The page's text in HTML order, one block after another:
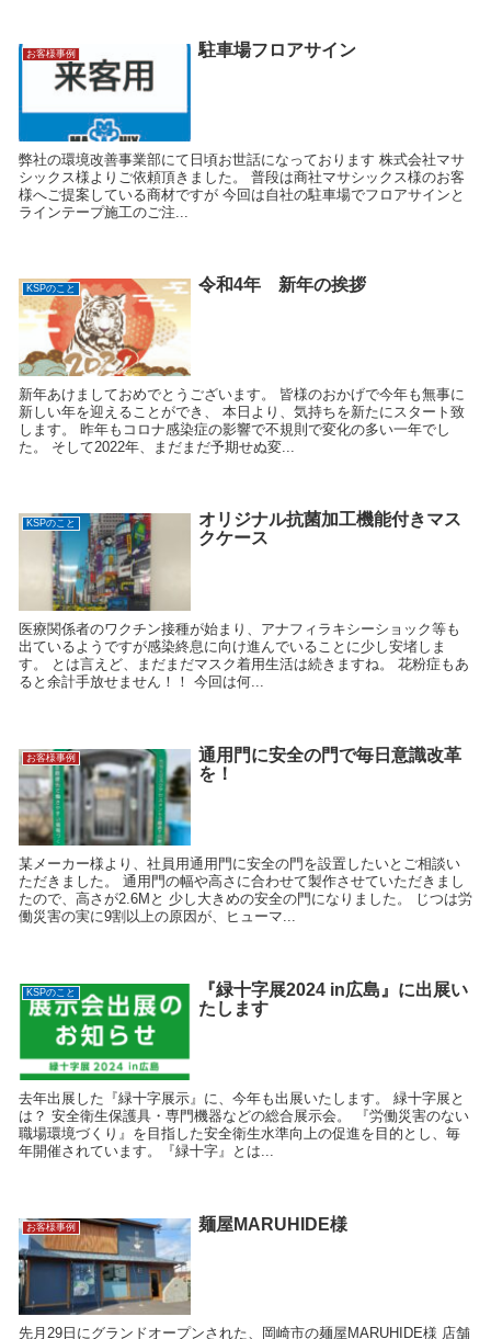
お客様事例 駐車場フロアサイン
弊社の環境改善事業部にて日頃お世話になっております 株式会社マサ
シックス様よりご依頼頂きました。 普段は商社マサシックス様のお客
様へご提案している商材ですが 今回は自社の駐車場でフロアサインと
ラインテープ施工のご注...
KSPのこと 令和4年 新年の挨拶
新年あけましておめでとうございます。 皆様のおかげで今年も無事に
新しい年を迎えることができ、 本日より、気持ちを新たにスタート致
します。 昨年もコロナ感染症の影響で不規則で変化の多い一年でし
た。 そして2022年、まだまだ予期せぬ変...
KSPのこと
オリジナル抗菌加工機能付きマス
クケース
医療関係者のワクチン接種が始まり、アナフィラキシーショック等も
出ているようですが感染終息に向け進んでいることに少し安堵しま
す。 とは言えど、まだまだマスク着用生活は続きますね。 花粉症もあ
ると余計手放せません！！ 今回は何...
お客様事例
通用門に安全の門で毎日意識改革
を！
某メーカー様より、社員用通用門に安全の門を設置したいとご相談い
ただきました。 通用門の幅や高さに合わせて製作させていただきまし
たので、高さが2.6Mと 少し大きめの安全の門になりました。 じつは労
働災害の実に9割以上の原因が、ヒューマ...
KSPのこと
『緑十字展2024 in広島』に出展い
たします
去年出展した『緑十字展示』に、今年も出展いたします。 緑十字展と
は？ 安全衛生保護具・専門機器などの総合展示会。 『労働災害のない
職場環境づくり』を目指した安全衛生水準向上の促進を目的とし、毎
年開催されています。『緑十字』とは...
お客様事例 麺屋MARUHIDE様
先月29日にグランドオープンされた、岡崎市の麺屋MARUHIDE様 店舗